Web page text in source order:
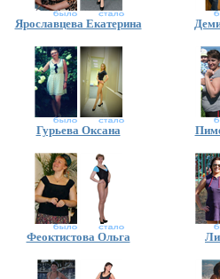
Ярославцева Екатерина
Гурьева Оксана
Феоктистова Ольга